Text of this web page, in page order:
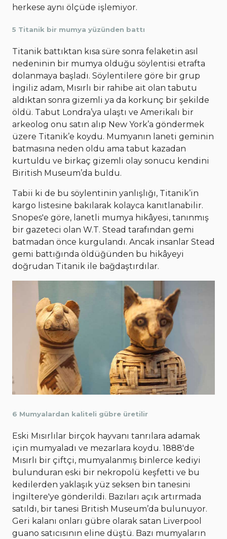
herkese aynı ölçüde işlemiyor.
5 Titanik bir mumya yüzünden battı
Titanik battıktan kısa süre sonra felaketin asıl
nedeninin bir mumya olduğu söylentisi etrafta
dolanmaya başladı. Söylentilere göre bir grup
İngiliz adam, Mısırlı bir rahibe ait olan tabutu
aldıktan sonra gizemli ya da korkunç bir şekilde
öldü. Tabut Londra’ya ulaştı ve Amerikalı bir
arkeolog onu satın alıp New York’a göndermek
üzere Titanik’e koydu. Mumyanın laneti geminin
batmasına neden oldu ama tabut kazadan
kurtuldu ve birkaç gizemli olay sonucu kendini
Biritish Museum’da buldu.
Tabii ki de bu söylentinin yanlışlığı, Titanik’in
kargo listesine bakılarak kolayca kanıtlanabilir.
Snopes'e göre, lanetli mumya hikâyesi, tanınmış
bir gazeteci olan W.T. Stead tarafından gemi
batmadan önce kurgulandı. Ancak insanlar Stead
gemi battığında öldüğünden bu hikâyeyi
doğrudan Titanik ile bağdaştırdılar.
6 Mumyalardan kaliteli gübre üretilir
Eski Mısırlılar birçok hayvanı tanrılara adamak
için mumyaladı ve mezarlara koydu. 1888'de
Mısırlı bir çiftçi, mumyalanmış binlerce kediyi
bulunduran eski bir nekropolü keşfetti ve bu
kedilerden yaklaşık yüz seksen bin tanesini
İngiltere'ye gönderildi. Bazıları açık artırmada
satıldı, bir tanesi British Museum’da bulunuyor.
Geri kalanı onları gübre olarak satan Liverpool
guano satıcısının eline düştü. Bazı mumyaların